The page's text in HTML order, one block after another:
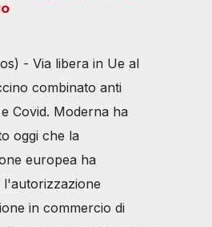
- Via libera in Ue al
combinato anti
Covid. Moderna ha
oggi che la
europea ha
l'autorizzazione
in commercio di